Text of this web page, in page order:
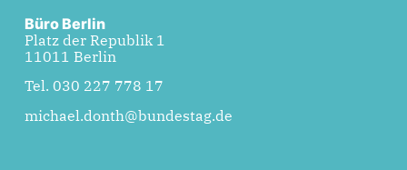
Büro Berlin
Platz der Republik 1
11011 Berlin
Tel. 030 227 778 17
michael.donth@bundestag.de